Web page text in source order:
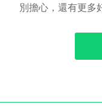
別擔心，還有更多